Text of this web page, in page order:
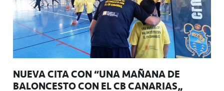
NUEVA CITA CON “UNA MAÑANA DE
BALONCESTO CON EL CB CANARIAS”